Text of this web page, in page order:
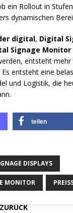
ein Rollout in
dynamischen
digital, Digital
Signage Monitor
entsteht
Es entsteht eine
und Logistik, die
teilen
DISPLAYS
MONITOR
ZURÜCK